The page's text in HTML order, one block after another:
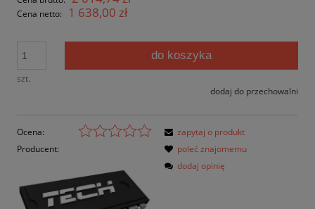
Cena netto: 1 638,00 zł
szt.
do koszyka
dodaj do przechowalni
Ocena:
Producent:
zapytaj o produkt
poleć znajomemu
dodaj opinię